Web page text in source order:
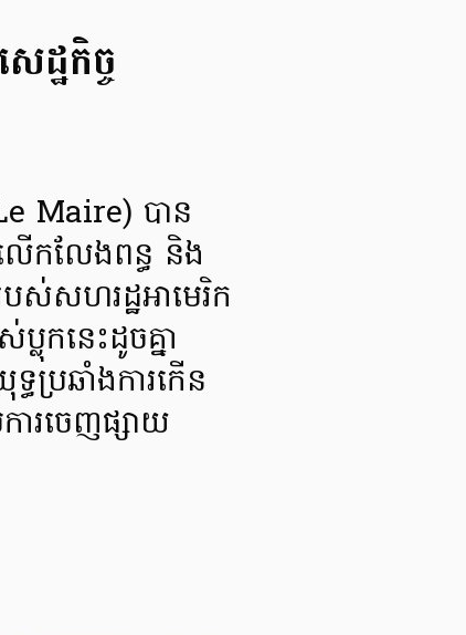
ដ្ឋកិច្ច
Maire) បាន
ើកលែងពន្ធ និង
សហរដ្ឋអាមេរិក
លុកនេះដូចគ្នា
ប្រឆាំងការកើន
ារចេញផ្សាយ